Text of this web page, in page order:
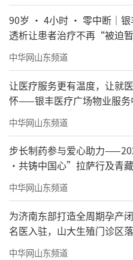
90岁 · 4小时 · 零中断｜银
透析让患者治疗不再“被迫
中华网山东频道
让医疗服务更有温度，让就
怀——银丰医疗广场物业服务
措温暖患者心
中华网山东频道
步长制药参与爱心助力
·共铸中国心”拉萨行及青
益医疗队出征
中华网山东频道
为济南东部打造全周期孕产
名医入驻，山大生殖门诊区
南）医院
中华网山东频道